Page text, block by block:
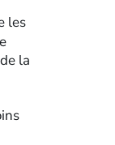
les
la